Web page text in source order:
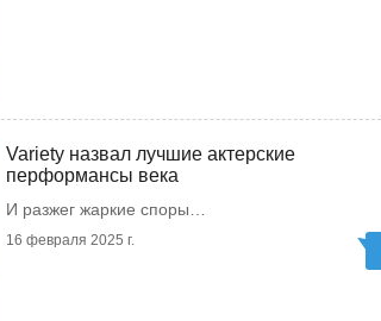
Variety назвал лучшие актерские
перформансы века
И разжег жаркие споры…
16 февраля 2025 г.